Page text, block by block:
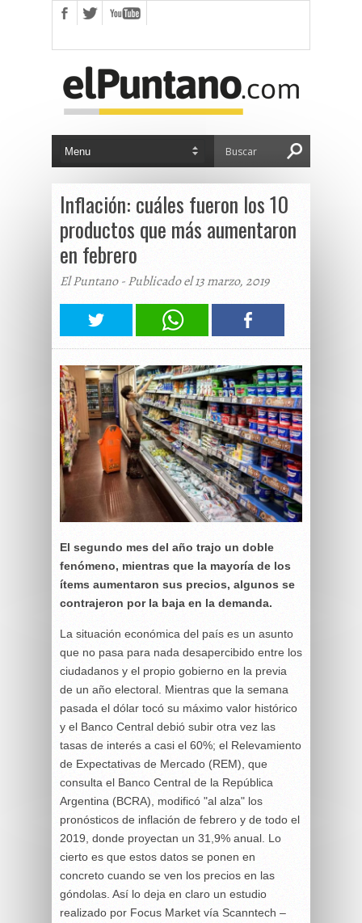
Inflación: cuáles fueron los 10
productos que más aumentaron
en febrero
El Puntano - Publicado el 13 marzo, 2019
El segundo mes del año trajo un doble
fenómeno, mientras que la mayoría de los
ítems aumentaron sus precios, algunos se
contrajeron por la baja en la demanda.
La situación económica del país es un asunto
que no pasa para nada desapercibido entre los
ciudadanos y el propio gobierno en la previa
de un año electoral. Mientras que la semana
pasada el dólar tocó su máximo valor histórico
y el Banco Central debió subir otra vez las
tasas de interés a casi el 60%; el Relevamiento
de Expectativas de Mercado (REM), que
consulta el Banco Central de la República
Argentina (BCRA), modificó "al alza" los
pronósticos de inflación de febrero y de todo el
2019, donde proyectan un 31,9% anual. Lo
cierto es que estos datos se ponen en
concreto cuando se ven los precios en las
góndolas. Así lo deja en claro un estudio
realizado por Focus Market vía Scanntech –